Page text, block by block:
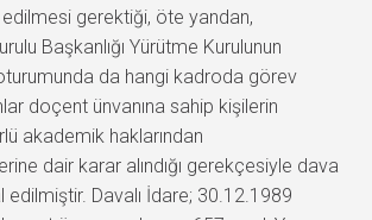
gerektiği, öte yandan,
Başkanlığı Yürütme Kurulunun
da hangi kadroda görev
doçent ünvanına sahip kişilerin
akademik haklarından
dair karar alındığı gerekçesiyle dava
edilmiştir. Davalı İdare; 30.12.1989